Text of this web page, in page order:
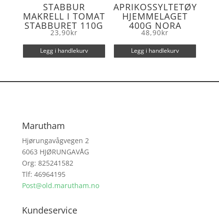
STABBUR
MAKRELL I TOMAT
STABBURET 110G
23,90kr
Legg i handlekurv
APRIKOSSYLTETØY
HJEMMELAGET
400G NORA
48,90kr
Legg i handlekurv
Marutham
Hjørungavågvegen 2
6063 HJØRUNGAVÅG
Org: 825241582
Tlf: 46964195
Post@old.marutham.no
Kundeservice